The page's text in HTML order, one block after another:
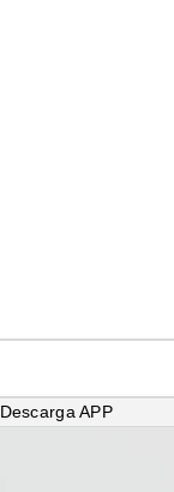
Descarga APP